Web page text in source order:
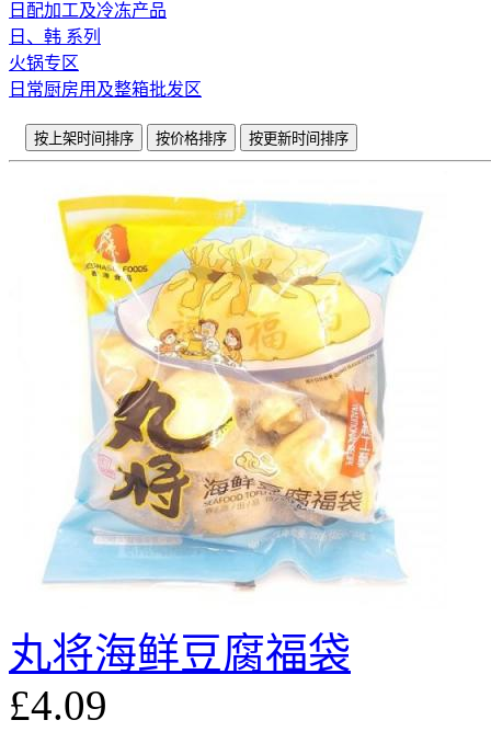
日配加工及冷冻产品
日、韩 系列
火锅专区
日常厨房用及整箱批发区
按上架时间排序 按价格排序 按更新时间排序
丸将海鲜豆腐福袋
£4.09